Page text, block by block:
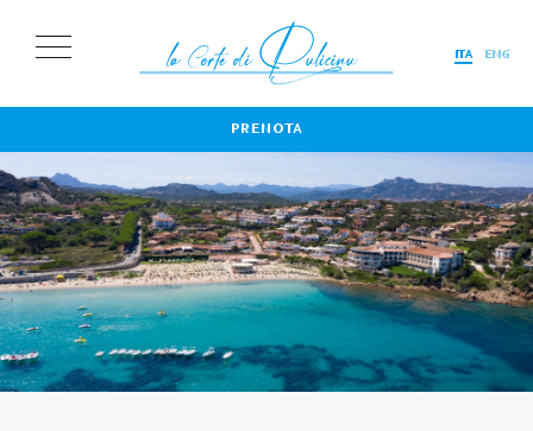
PRENOTA
ITA ENG